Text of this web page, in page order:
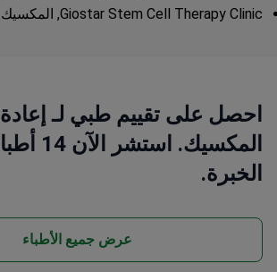
Giostar Stem Cell Therapy Clinic, المكسيك
احصل على تقييم طبي لـ
المكسيك.
الخبرة.
عرض جميع الأطباء